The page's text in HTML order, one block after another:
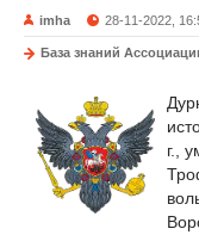
imha 28-11-2022,
База знаний
г.,